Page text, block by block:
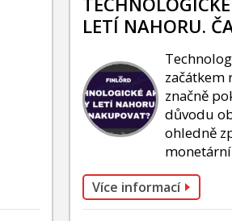
LETÍ NAHORU.
začátkem
značně
důvodu
ohledně
monetární
Více informací